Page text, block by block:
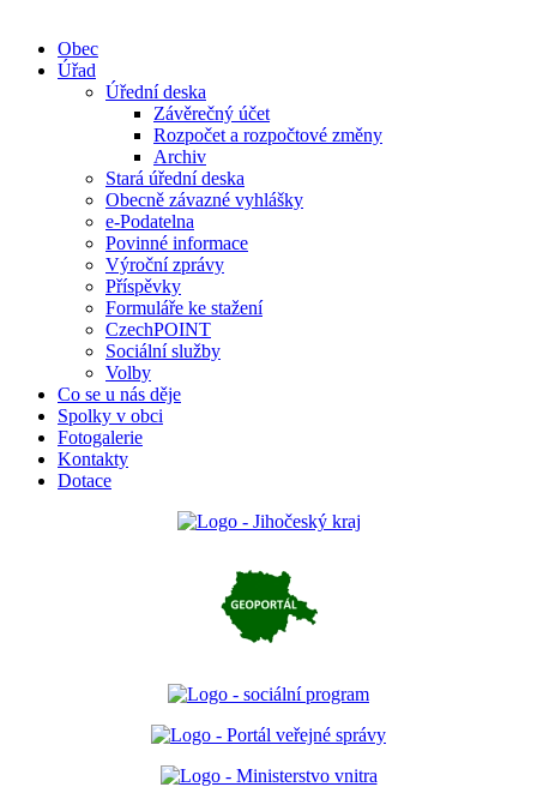
Obec
Úřad
Úřední deska
Závěrečný účet
Rozpočet a rozpočtové změny
Archiv
Stará úřední deska
Obecně závazné vyhlášky
e-Podatelna
Povinné informace
Výroční zprávy
Příspěvky
Formuláře ke stažení
CzechPOINT
Sociální služby
Volby
Co se u nás děje
Spolky v obci
Fotogalerie
Kontakty
Dotace